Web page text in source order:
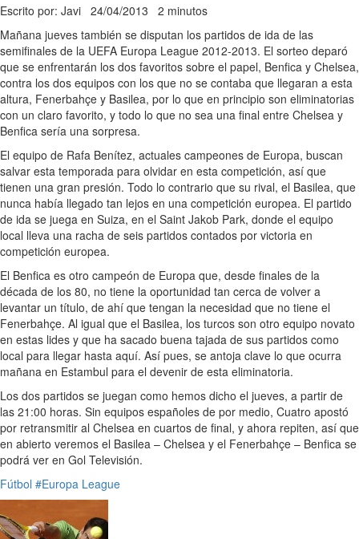
Escrito por: Javi 24/04/2013 2 minutos
Mañana jueves también se disputan los partidos de ida de las
semifinales de la UEFA Europa League 2012-2013. El sorteo deparó
que se enfrentarán los dos favoritos sobre el papel, Benfica y Chelsea,
contra los dos equipos con los que no se contaba que llegaran a esta
altura, Fenerbahçe y Basilea, por lo que en principio son eliminatorias
con un claro favorito, y todo lo que no sea una final entre Chelsea y
Benfica sería una sorpresa.
El equipo de Rafa Benítez, actuales campeones de Europa, buscan
salvar esta temporada para olvidar en esta competición, así que
tienen una gran presión. Todo lo contrario que su rival, el Basilea, que
nunca había llegado tan lejos en una competición europea. El partido
de ida se juega en Suiza, en el Saint Jakob Park, donde el equipo
local lleva una racha de seis partidos contados por victoria en
competición europea.
El Benfica es otro campeón de Europa que, desde finales de la
década de los 80, no tiene la oportunidad tan cerca de volver a
levantar un título, de ahí que tengan la necesidad que no tiene el
Fenerbahçe. Al igual que el Basilea, los turcos son otro equipo novato
en estas lides y que ha sacado buena tajada de sus partidos como
local para llegar hasta aquí. Así pues, se antoja clave lo que ocurra
mañana en Estambul para el devenir de esta eliminatoria.
Los dos partidos se juegan como hemos dicho el jueves, a partir de
las 21:00 horas. Sin equipos españoles de por medio, Cuatro apostó
por retransmitir al Chelsea en cuartos de final, y ahora repiten, así que
en abierto veremos el Basilea – Chelsea y el Fenerbahçe – Benfica se
podrá ver en Gol Televisión.
Fútbol #Europa League